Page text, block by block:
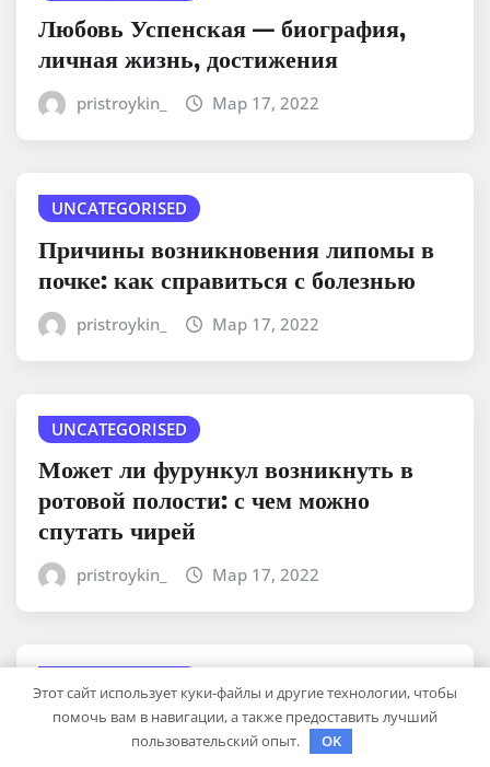
Любовь Успенская — биография,
личная жизнь, достижения
pristroykin_ Мар 17, 2022
UNCATEGORISED
Причины возникновения липомы в
почке: как справиться с болезнью
pristroykin_ Мар 17, 2022
UNCATEGORISED
Может ли фурункул возникнуть в
ротовой полости: с чем можно
спутать чирей
pristroykin_ Мар 17, 2022
Липома, образованная на щеке: как
избавиться без негативных
Этот сайт использует куки-файлы и другие технологии, чтобы
помочь вам в навигации, а также предоставить лучший
пользовательский опыт.
OK